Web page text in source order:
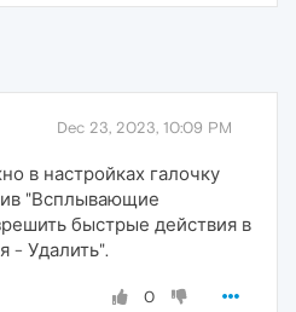
Dec 23, 2023, 10:09 PM
в настройках галочку
"Всплывающие
быстрые действия в
- Удалить".
0